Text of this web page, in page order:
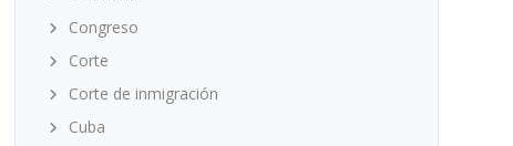
Congreso
Corte
Corte de inmigración
Cuba